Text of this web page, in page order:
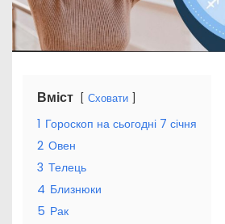
Вміст Сховати
1 Гороскоп на сьогодні 7 січня
2 Овен
3 Телець
4 Близнюки
5 Рак